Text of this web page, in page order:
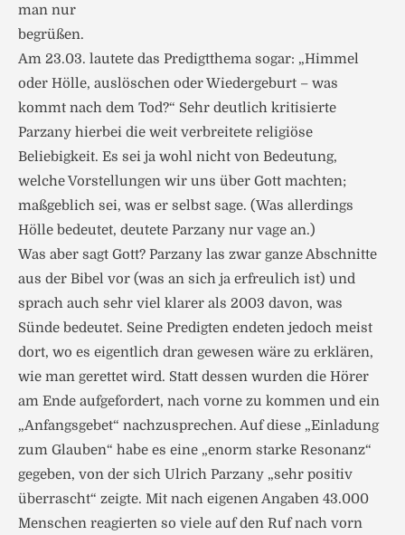
man nur
begrüßen.
Am 23.03. lautete das Predigtthema sogar: „Himmel
oder Hölle, auslöschen oder Wiedergeburt – was
kommt nach dem Tod?“ Sehr deutlich kritisierte
Parzany hierbei die weit verbreitete religiöse
Beliebigkeit. Es sei ja wohl nicht von Bedeutung,
welche Vorstellungen wir uns über Gott machten;
maßgeblich sei, was er selbst sage. (Was allerdings
Hölle bedeutet, deutete Parzany nur vage an.)
Was aber sagt Gott? Parzany las zwar ganze Abschnitte
aus der Bibel vor (was an sich ja erfreulich ist) und
sprach auch sehr viel klarer als 2003 davon, was
Sünde bedeutet. Seine Predigten endeten jedoch meist
dort, wo es eigentlich dran gewesen wäre zu erklären,
wie man gerettet wird. Statt dessen wurden die Hörer
am Ende aufgefordert, nach vorne zu kommen und ein
„Anfangsgebet“ nachzusprechen. Auf diese „Einladung
zum Glauben“ habe es eine „enorm starke Resonanz“
gegeben, von der sich Ulrich Parzany „sehr positiv
überrascht“ zeigte. Mit nach eigenen Angaben 43.000
Menschen reagierten so viele auf den Ruf nach vorn